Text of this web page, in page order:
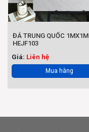
ĐÁ TRUNG QUỐC 1MX1M
HEJF103
Giá: Liên hệ
Mua hàng